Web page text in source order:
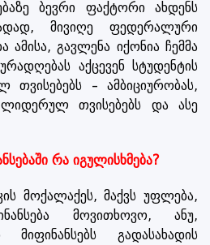
ბევრი ფაქტორი ახდენს
მივიღე ფედერალური
ამისა, გავლენა იქონია ჩემმა
აქცევენ სტუდენტის
თვისებებს – ამბიციურობას,
ლიდერულ თვისებებს და ასე
რა იგულისხმება?
მოქალაქეს, მაქვს უფლება,
მოვითხოვო, ანუ,
გადასახადის